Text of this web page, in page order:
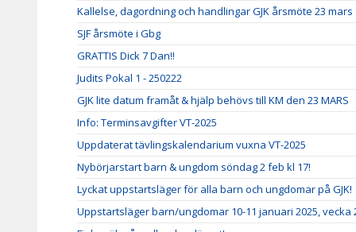
Kallelse, dagordning och handlingar GJK årsmöte 23 mars
SJF årsmöte i Gbg
GRATTIS Dick 7 Dan!!
Judits Pokal 1 - 250222
GJK lite datum framåt & hjälp behövs till KM den 23 MARS
Info: Terminsavgifter VT-2025
Uppdaterat tävlingskalendarium vuxna VT-2025
Nybörjarstart barn & ungdom söndag 2 feb kl 17!
Lyckat uppstartsläger för alla barn och ungdomar på GJK!
Uppstartsläger barn/ungdomar 10-11 januari 2025, vecka